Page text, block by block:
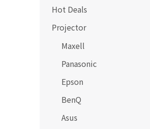
Hot Deals
Projector
Maxell
Panasonic
Epson
BenQ
Asus